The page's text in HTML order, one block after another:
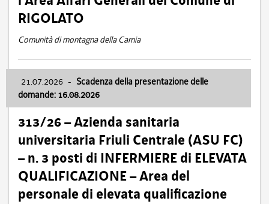
RIGOLATO
Comunità di montagna della Carnia
21.07.2026 - Scadenza della presentazione delle
domande: 16.08.2026
313/26 – Azienda sanitaria
universitaria Friuli Centrale (ASU FC)
– n. 3 posti di INFERMIERE di ELEVATA
QUALIFICAZIONE – Area del
personale di elevata qualificazione